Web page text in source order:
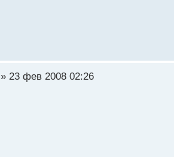
» 23 фев 2008 02:26